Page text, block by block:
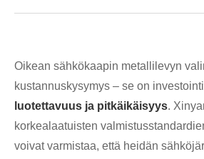
Oikean sähkökaapin metallilevyn
kustannuskysymys – se on investointi
luotettavuus ja pitkäikäisyys.
korkealaatuisten
voivat varmistaa, että heidän